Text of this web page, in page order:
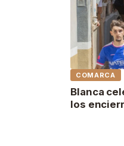
COMARCA
Blanca
los